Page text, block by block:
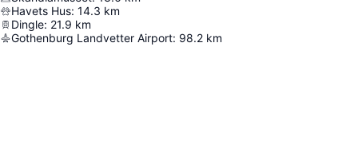
Havets Hus: 14.3 km
Dingle: 21.9 km
Gothenburg Landvetter Airport: 98.2 km